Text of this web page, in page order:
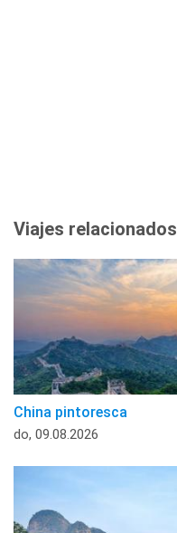
Viajes relacionados
China pintoresca
do, 09.08.2026